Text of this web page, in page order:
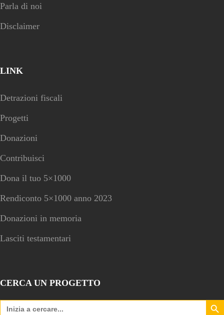
Parla di noi
Disclaimer
LINK
Detrazioni fiscali
Progetti
Donazioni
Contribuisci
Dona il tuo 5×1000
Rendiconto 5×1000 anno 2023
Donazioni in memoria
Lasciti testamentari
CERCA UN PROGETTO
Search
for:
Search